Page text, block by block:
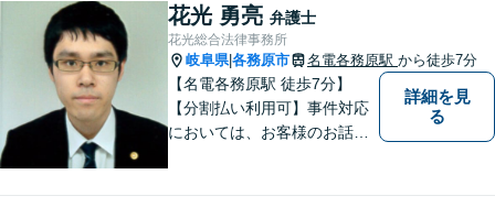
花光 勇亮 弁護士
花光総合法律事務所
岐阜県|各務原市 名電各務原駅 から徒歩7分
【名電各務原駅 徒歩7分】
【分割払い利用可】事件対応
においては、お客様のお話を
詳細を見
る